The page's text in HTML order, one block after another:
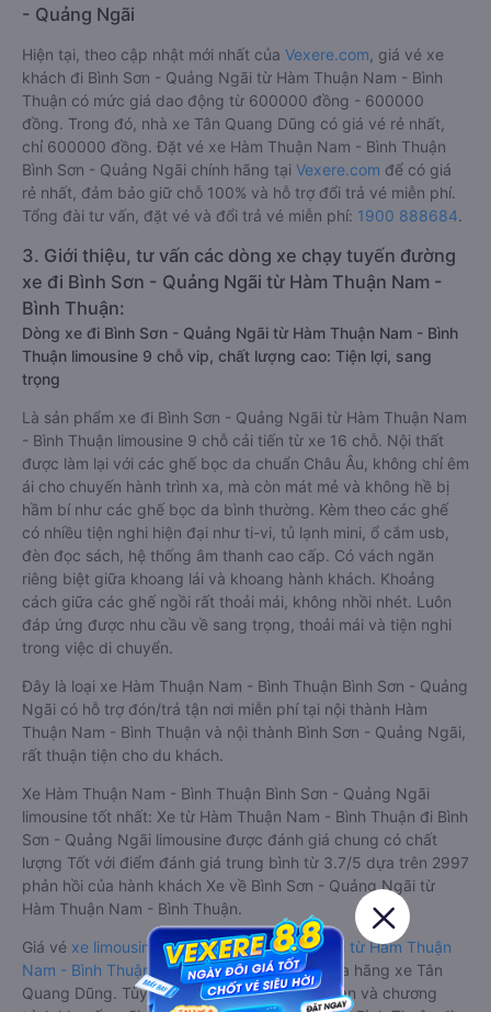
- Quảng Ngãi
Hiện tại, theo cập nhật mới nhất của Vexere.com , giá vé xe
khách đi Bình Sơn - Quảng Ngãi từ Hàm Thuận Nam - Bình
Thuận có mức giá dao động từ 600000 đồng - 600000
đồng. Trong đó, nhà xe Tân Quang Dũng có giá vé rẻ nhất,
chỉ 600000 đồng. Đặt vé xe Hàm Thuận Nam - Bình Thuận
Bình Sơn - Quảng Ngãi chính hãng tại Vexere.com để có giá
rẻ nhất, đảm bảo giữ chỗ 100% và hỗ trợ đổi trả vé miễn phí.
Tổng đài tư vấn, đặt vé và đổi trả vé miễn phí: 1900 888684.
3. Giới thiệu, tư vấn các dòng xe chạy tuyến đường
xe đi Bình Sơn - Quảng Ngãi từ Hàm Thuận Nam -
Bình Thuận:
Dòng xe đi Bình Sơn - Quảng Ngãi từ Hàm Thuận Nam - Bình
Thuận limousine 9 chỗ vip, chất lượng cao: Tiện lợi, sang
trọng
Là sản phẩm xe đi Bình Sơn - Quảng Ngãi từ Hàm Thuận Nam
- Bình Thuận limousine 9 chỗ cải tiến từ xe 16 chỗ. Nội thất
được làm lại với các ghế bọc da chuẩn Châu Âu, không chỉ êm
ái cho chuyến hành trình xa, mà còn mát mẻ và không hề bị
hầm bí như các ghế bọc da bình thường. Kèm theo các ghế
có nhiều tiện nghi hiện đại như ti-vi, tủ lạnh mini, ổ cắm usb,
đèn đọc sách, hệ thống âm thanh cao cấp. Có vách ngăn
riêng biệt giữa khoang lái và khoang hành khách. Khoảng
cách giữa các ghế ngồi rất thoải mái, không nhồi nhét. Luôn
đáp ứng được nhu cầu về sang trọng, thoải mái và tiện nghi
trong việc di chuyển.
Đây là loại xe Hàm Thuận Nam - Bình Thuận Bình Sơn - Quảng
Ngãi có hỗ trợ đón/trả tận nơi miễn phí tại nội thành Hàm
Thuận Nam - Bình Thuận và nội thành Bình Sơn - Quảng Ngãi,
rất thuận tiện cho du khách.
Xe Hàm Thuận Nam - Bình Thuận Bình Sơn - Quảng Ngãi
limousine tốt nhất: Xe từ Hàm Thuận Nam - Bình Thuận đi Bình
Sơn - Quảng Ngãi limousine được đánh giá chung có chất
lượng Tốt với điểm đánh giá trung bình từ 3.7/5 dựa trên 2997
phản hồi của hành khách Xe về Bình Sơn - Quảng Ngãi từ
Hàm Thuận Nam - Bình Thuận.
Giá vé xe limousine đi Bình Sơn - Quảng Ngãi từ Hàm Thuận
Nam - Bình Thuận
rẻ nhất là 600000VND của hãng xe Tân
Quang Dũng. Tùy thuộc vào vị trí ngồi của bạn và chương